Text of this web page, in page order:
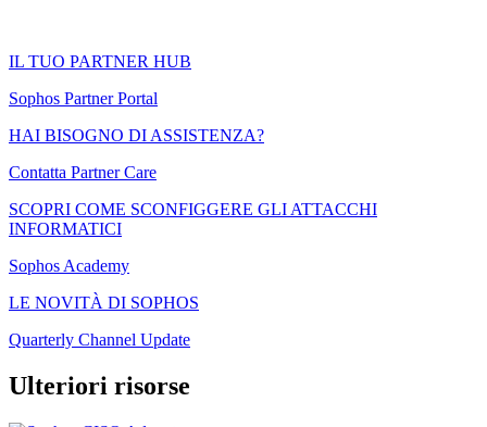
IL TUO PARTNER HUB
Sophos Partner Portal
HAI BISOGNO DI ASSISTENZA?
Contatta Partner Care
SCOPRI COME SCONFIGGERE GLI ATTACCHI
INFORMATICI
Sophos Academy
LE NOVITÀ DI SOPHOS
Quarterly Channel Update
Ulteriori risorse